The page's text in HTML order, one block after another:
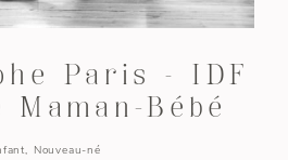
Paris – IDF
Maman-Bébé
Nouveau-né